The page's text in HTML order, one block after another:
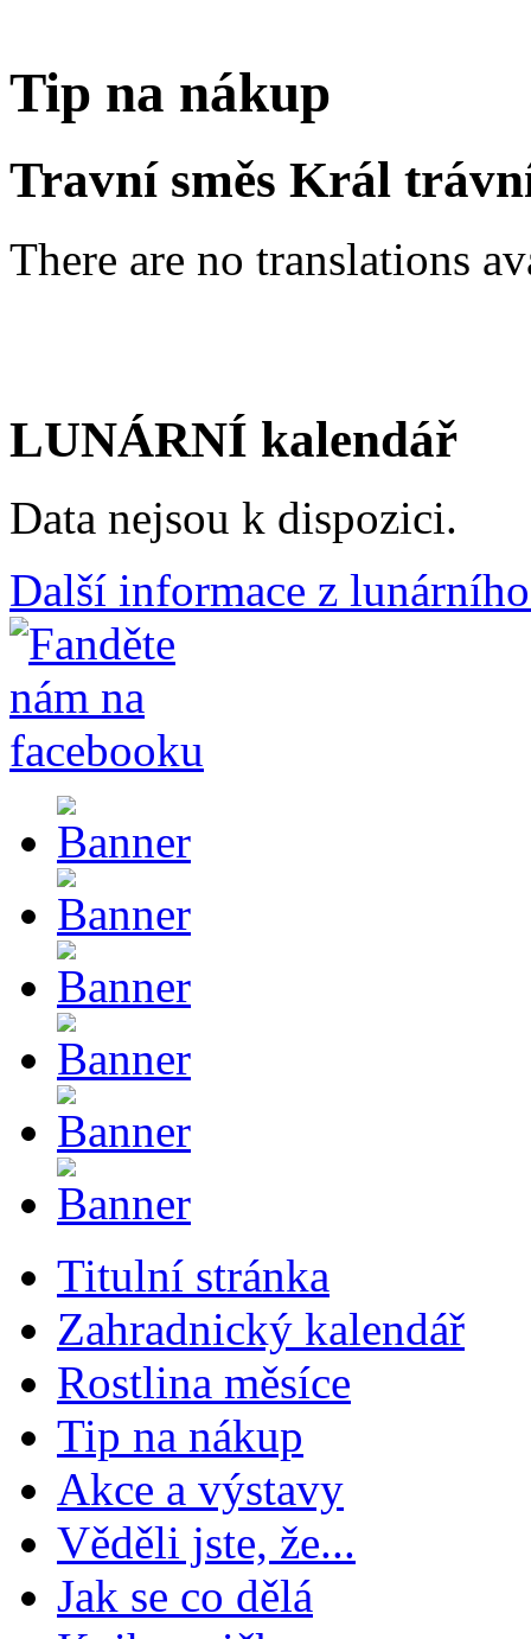
Tip na nákup
Travní směs Král
There are no translations
LUNÁRNÍ kalendář
Data nejsou k dispozici.
Další informace z
Titulní stránka
Zahradnický kalendář
Rostlina měsíce
Tip na nákup
Akce a výstavy
Věděli jste, že...
Jak se co dělá